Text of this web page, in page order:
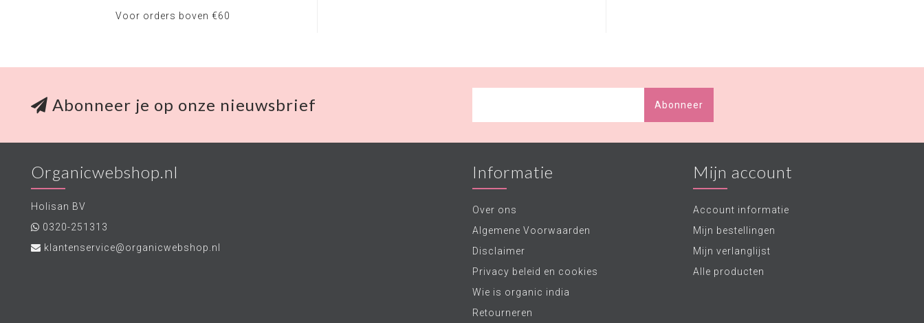
Voor orders boven €60
Abonneer je op onze nieuwsbrief Abonneer
Organicwebshop.nl
Holisan BV
0320-251313
klantenservice@organicwebshop.nl
Informatie
Over ons
Algemene Voorwaarden
Disclaimer
Privacy beleid en cookies
Wie is organic india
Retourneren
Mijn account
Account informatie
Mijn bestellingen
Mijn verlanglijst
Alle producten